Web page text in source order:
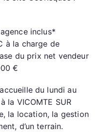
inclus*
à la charge de
du prix net vendeur
€
du lundi au
la VICOMTE SUR
la location, la gestion
d’un terrain.